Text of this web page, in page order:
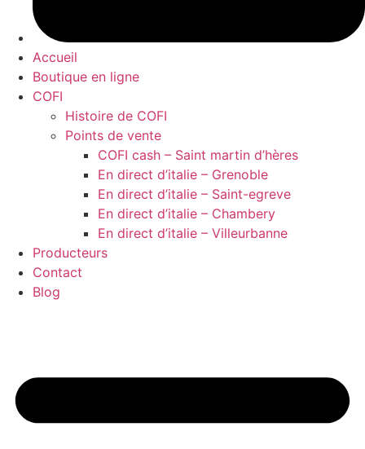
Accueil
Boutique en ligne
COFI
Histoire de COFI
Points de vente
COFI cash – Saint martin d’hères
En direct d’italie – Grenoble
En direct d’italie – Saint-egreve
En direct d’italie – Chambery
En direct d’italie – Villeurbanne
Producteurs
Contact
Blog